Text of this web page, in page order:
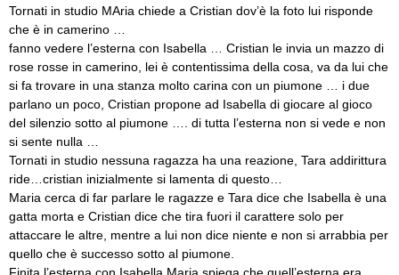
Tornati in studio MAria chiede a Cristian dov’è la foto lui risponde
che è in camerino …
fanno vedere l’esterna con Isabella … Cristian le invia un mazzo di
rose rosse in camerino, lei è contentissima della cosa, va da lui che
si fa trovare in una stanza molto carina con un piumone … i due
parlano un poco, Cristian propone ad Isabella di giocare al gioco
del silenzio sotto al piumone …. di tutta l’esterna non si vede e non
si sente nulla …
Tornati in studio nessuna ragazza ha una reazione, Tara addirittura
ride…cristian inizialmente si lamenta di questo…
Maria cerca di far parlare le ragazze e Tara dice che Isabella è una
gatta morta e Cristian dice che tira fuori il carattere solo per
attaccare le altre, mentre a lui non dice niente e non si arrabbia per
quello che è successo sotto al piumone.